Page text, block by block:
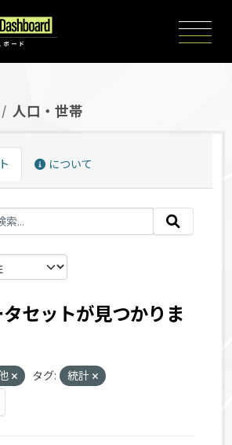
人口・世帯
について
セットが見つかりま
タグ:
統計